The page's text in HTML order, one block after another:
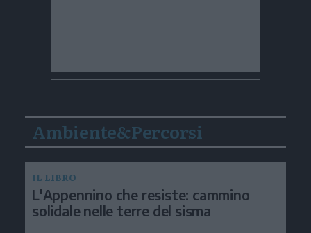
Ambiente&Percorsi
IL LIBRO
L'Appennino che resiste: cammino
solidale nelle terre del sisma